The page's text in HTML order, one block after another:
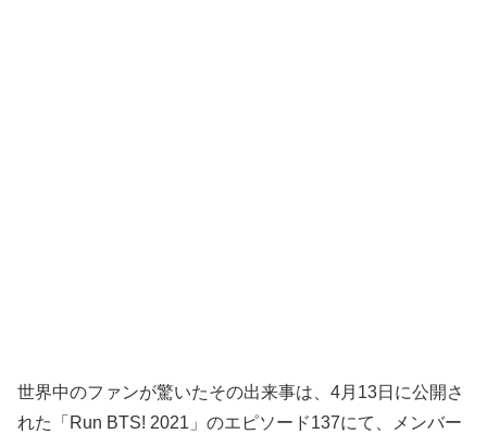
世界中のファンが驚いたその出来事は、4月13日に公開さ
れた「Run BTS! 2021」のエピソード137にて、メンバー